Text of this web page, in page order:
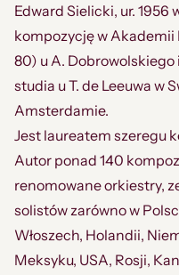
Edward Sielicki, ur. 1956
kompozycję w Akademii
80) u A. Dobrowolskiego
studia u T. de Leeuwa w
Amsterdamie.
Jest laureatem szeregu
Autor ponad 140
renomowane orkiestry,
solistów zarówno w
Włoszech, Holandii,
Meksyku, USA, Rosji,